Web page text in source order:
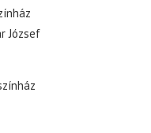
József